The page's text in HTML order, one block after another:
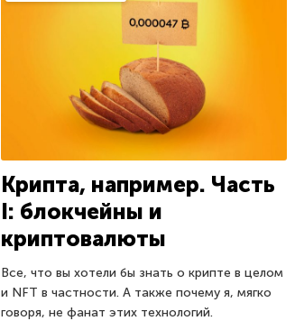
Крипта, например. Часть
I: блокчейны и
криптовалюты
Все, что вы хотели бы знать о крипте в целом
и NFT в частности. А также почему я, мягко
говоря, не фанат этих технологий.